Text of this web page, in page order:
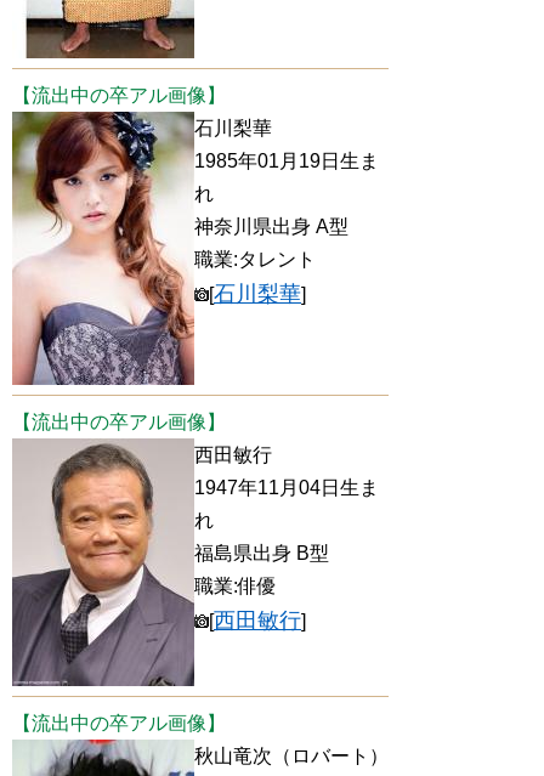
【流出中の卒アル画像】
石川梨華
1985年01月19日生ま
れ
神奈川県出身 A型
職業:タレント
[石川梨華]
【流出中の卒アル画像】
西田敏行
1947年11月04日生ま
れ
福島県出身 B型
職業:俳優
[西田敏行]
【流出中の卒アル画像】
秋山竜次（ロバート）